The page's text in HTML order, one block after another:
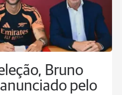
Bruno
pelo